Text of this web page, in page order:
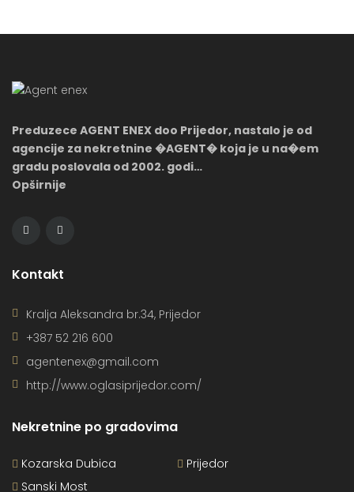
Preduzece AGENT ENEX doo Prijedor, nastalo je od
agencije za nekretnine �AGENT� koja je u na�em
gradu poslovala od 2002. godi…
Opširnije
Kontakt
Kralja Aleksandra br.34, Prijedor
+387 52 216 600
agentenex@gmail.com
http://www.oglasiprijedor.com/
Nekretnine po gradovima
Kozarska Dubica
Prijedor
Sanski Most